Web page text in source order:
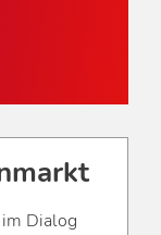
Dialog